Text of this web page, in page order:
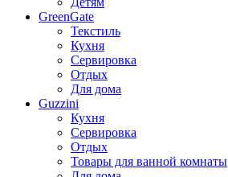
GreenGate
Текстиль
Кухня
Сервировка
Отдых
Для дома
Guzzini
Кухня
Сервировка
Отдых
Товары для ванной комнаты